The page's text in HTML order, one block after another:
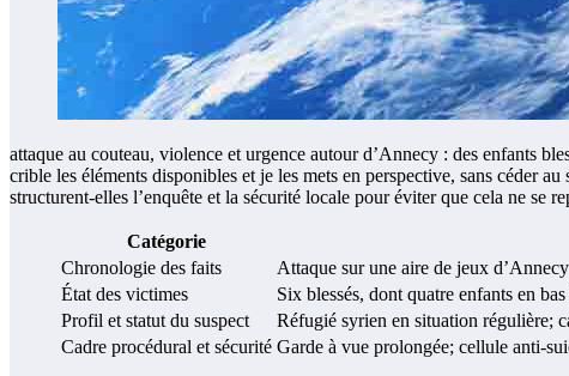
attaque au couteau, violence et urgence autour d’Annecy : des enfants
crible les éléments disponibles et je les mets en perspective, sans céder
structurent-elles l’enquête et la sécurité locale pour éviter que cela ne se
Catégorie
Chronologie des faits
Attaque sur une aire de jeux
État des victimes
Six blessés, dont quatre enfants en
Profil et statut du suspect
Réfugié syrien en situation régulière;
Cadre procédural et sécurité Garde à vue prolongée; cellule anti-